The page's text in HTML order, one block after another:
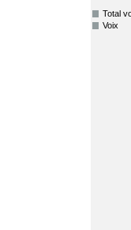
Total
Voix